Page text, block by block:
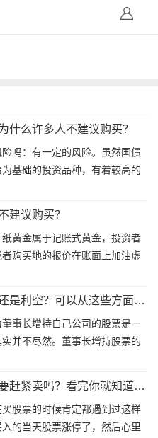
什么许多人不建议购买？
吗：有一定的风险。虽然国债
基础的投资品种，有着较高的
除其存在其他的风险：利率风
亏损、需要收取手续费、购买
。
建议购买？
黄金属于记账式黄金，投资者
购买地的报价在账面上加油虚
国际市场的金价走势来赚取黄
不保值增值、容易出现频繁交
。
空？可以从这些方面来判断
事长增持自己公司的股票是一
并不尽然。董事长增持股票的
，影响股价走势的能力也有所
卖吗？看完你就知道该怎么办了
股票的时候肯定都遇到过这样
的当天股票涨停了，然后心里